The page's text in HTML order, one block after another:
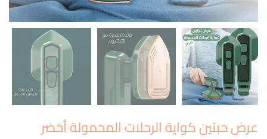
عرض حبتين كواية الرحلات المحمولة أخضر